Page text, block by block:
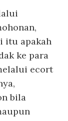
itu apakah
ke para
ecort
bila